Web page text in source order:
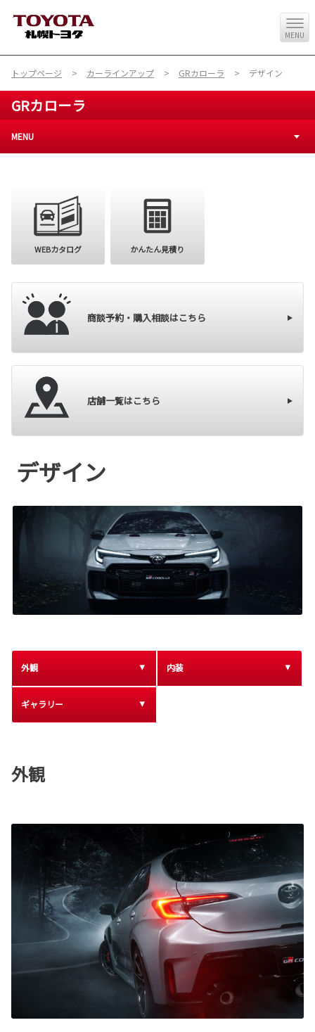
MENU
トップページ カーラインアップ GRカローラ デザイン
GRカローラ
MENU
購入を検討
WEBカタログ かんたん見積り
商談予約・購入相談はこちら
店舗一覧はこちら
デザイン
外観 内装
ギャラリー
外観